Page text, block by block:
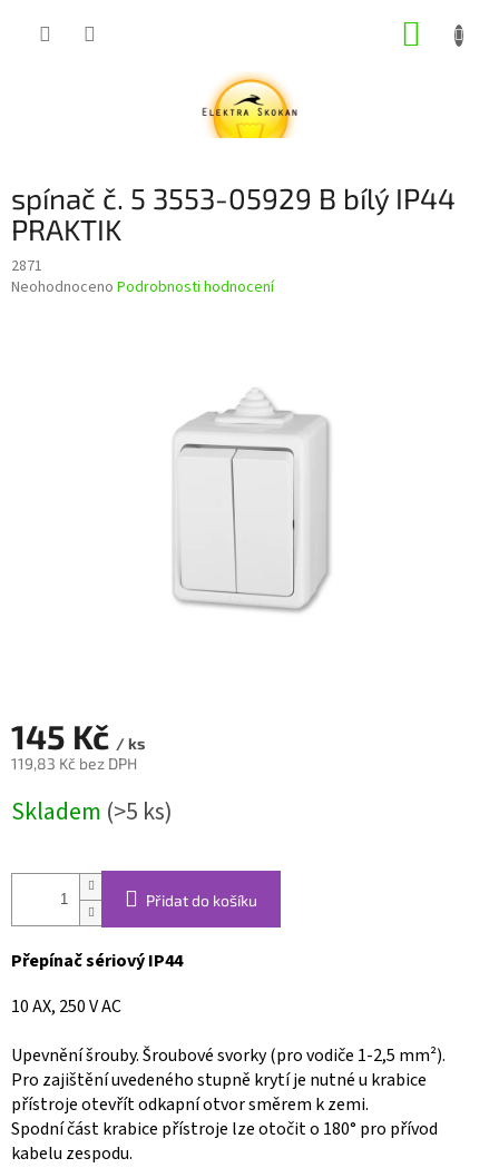
spínač č. 5 3553-05929 B bílý IP44
PRAKTIK
2871
Průměrné
Neohodnoceno Podrobnosti hodnocení
145 Kč / ks
119,83 Kč bez DPH
cena:
Skladem (>5 ks)
Přidat do košíku
Přepínač sériový IP44
10 AX, 250 V AC
Upevnění šrouby.Šroubové svorky (pro vodiče 1-2,5 mm²).
Pro zajištění uvedeného stupně krytí je nutné u krabice
přístroje otevřít odkapní otvor směrem k zemi.
Spodní část krabice přístroje lze otočit o 180° pro přívod
kabelu zespodu.